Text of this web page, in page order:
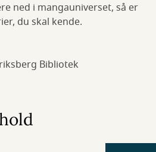
ned i mangauniverset, så er
du skal kende.
Bibliotek